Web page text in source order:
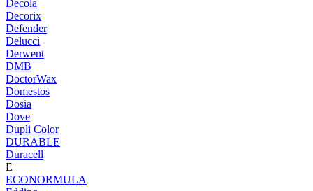
Decola
Decorix
Defender
Delucci
Derwent
DMB
DoctorWax
Domestos
Dosia
Dove
Dupli Color
DURABLE
Duracell
E
ECONORMULA